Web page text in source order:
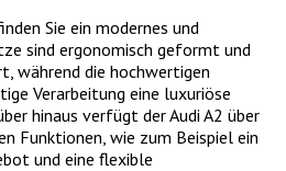
Sie ein modernes und
sind ergonomisch geformt und
während die hochwertigen
Verarbeitung eine luxuriöse
hinaus verfügt der Audi A2 über
Funktionen, wie zum Beispiel ein
und eine flexible